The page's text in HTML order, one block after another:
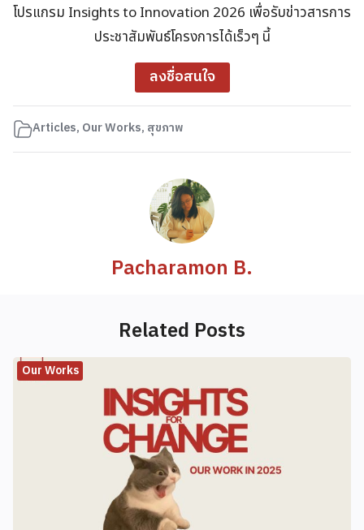
โปรแกรม Insights to Innovation 2026 เพื่อรับข่าวสารการ
ประชาสัมพันธ์โครงการได้เร็วๆ นี้
ลงชื่อสนใจ
Articles, Our Works, สุขภาพ
Pacharamon B.
Related Posts
Our Works